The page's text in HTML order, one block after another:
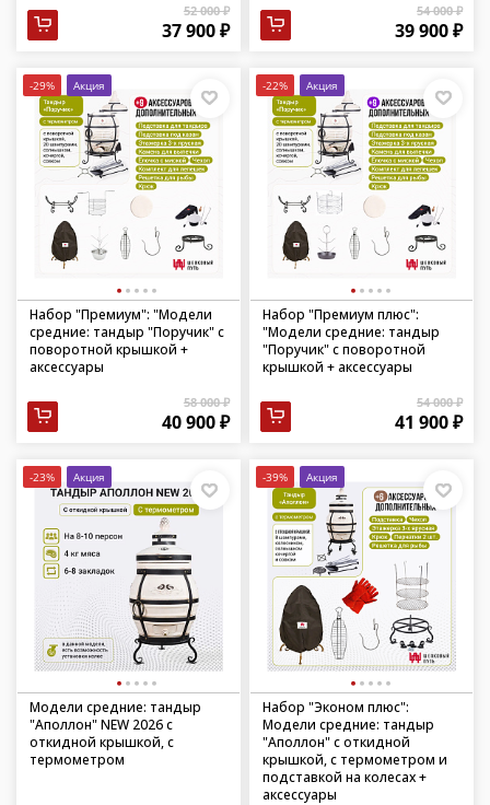
52 000 ₽
37 900 ₽
54 000 ₽
39 900 ₽
-29% Акция
Набор "Премиум": "Модели
средние: тандыр "Поручик" с
поворотной крышкой +
аксессуары
58 000 ₽
40 900 ₽
-22% Акция
Набор "Премиум плюс":
"Модели средние: тандыр
"Поручик" с поворотной
крышкой + аксессуары
54 000 ₽
41 900 ₽
-23% Акция
Модели средние: тандыр
"Аполлон" NEW 2026 с
откидной крышкой, с
термометром
-39% Акция
Набор "Эконом плюс":
Модели средние: тандыр
"Аполлон" с откидной
крышкой, с термометром и
подставкой на колесах +
аксессуары